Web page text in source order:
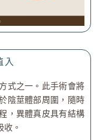
入
式之一。此手術會將
陰莖體部周圍，隨時
，異體真皮具有結構
。